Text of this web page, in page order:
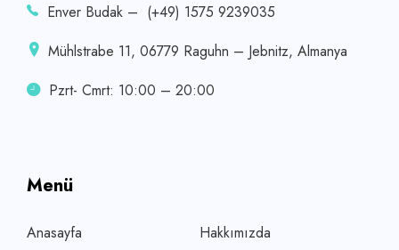
Enver Budak – (+49) 1575 9239035
Mühlstrabe 11, 06779 Raguhn – Jebnitz, Almanya
Pzrt- Cmrt: 10:00 – 20:00
Menü
Anasayfa Hakkımızda